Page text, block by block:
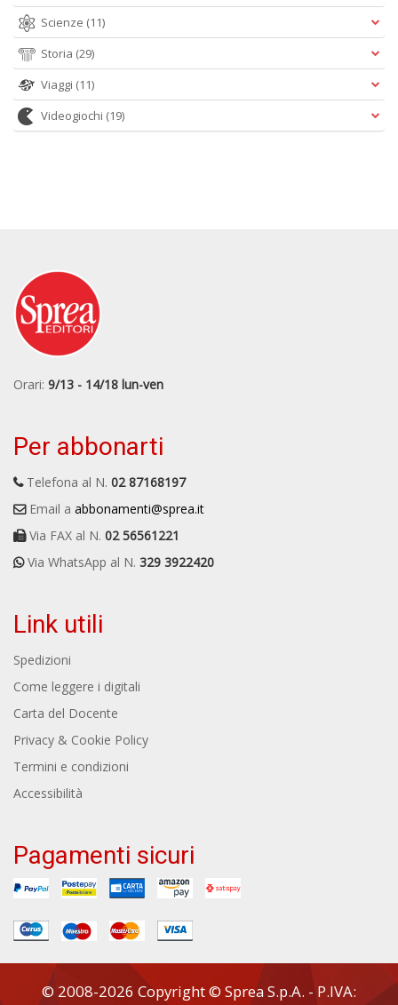
Scienze (11)
Storia (29)
Viaggi (11)
Videogiochi (19)
Orari: 9/13 - 14/18 lun-ven
Per abbonarti
Telefona al N. 02 87168197
Email a abbonamenti@sprea.it
Via FAX al N. 02 56561221
Via WhatsApp al N. 329 3922420
Link utili
Spedizioni
Come leggere i digitali
Carta del Docente
Privacy & Cookie Policy
Termini e condizioni
Accessibilità
Pagamenti sicuri
© 2008-2026 Copyright © Sprea S.p.A. - P.IVA: